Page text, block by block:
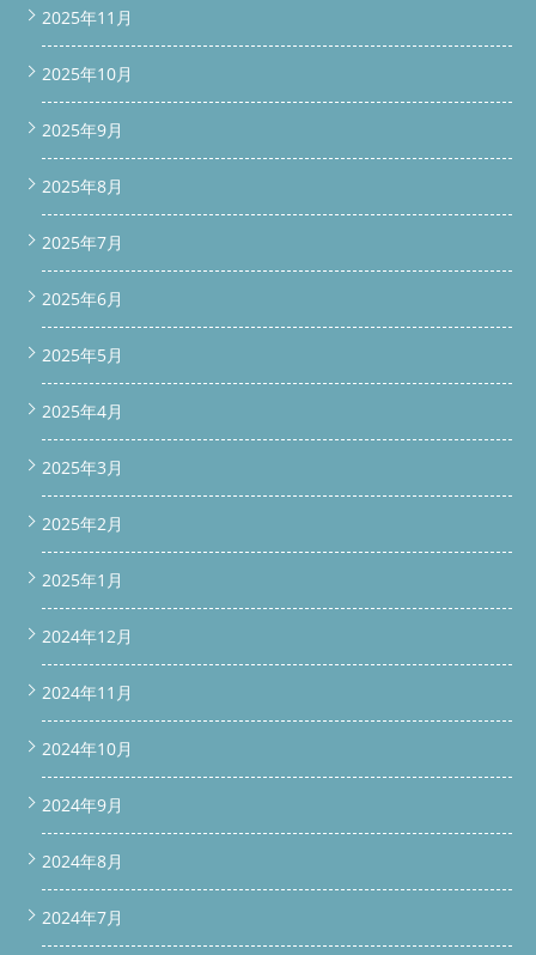
2025年11月
2025年10月
2025年9月
2025年8月
2025年7月
2025年6月
2025年5月
2025年4月
2025年3月
2025年2月
2025年1月
2024年12月
2024年11月
2024年10月
2024年9月
2024年8月
2024年7月